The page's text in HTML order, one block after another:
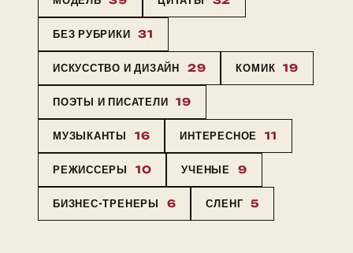
БЕЗ РУБРИКИ 31
ИСКУССТВО И ДИЗАЙН 29 КОМИК 19
ПОЭТЫ И ПИСАТЕЛИ 19
МУЗЫКАНТЫ 16 ИНТЕРЕСНОЕ 11
РЕЖИССЕРЫ 10 УЧЕНЫЕ 9
БИЗНЕС-ТРЕНЕРЫ 6 СЛЕНГ 5